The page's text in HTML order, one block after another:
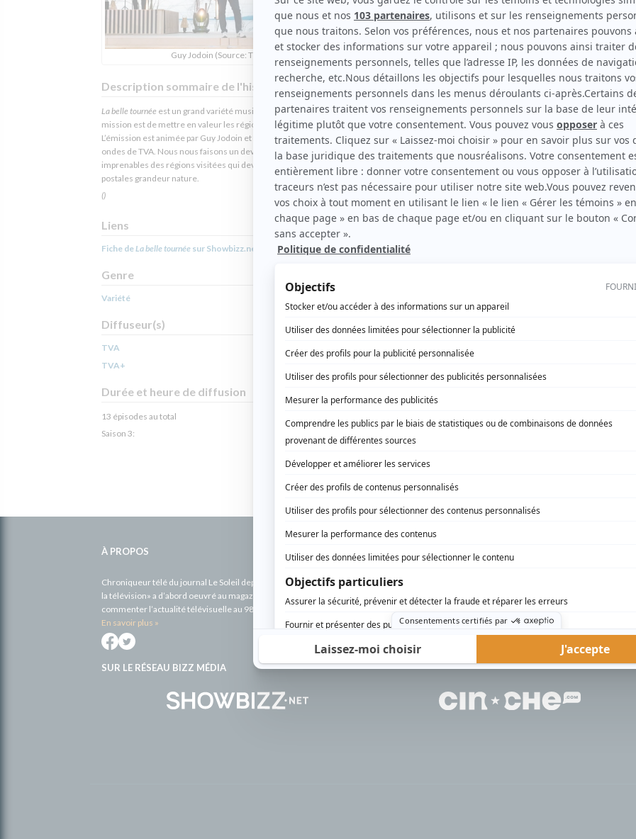
Guy Jodoin (Source: TVA)
Description sommaire de l'histoire
La belle tournée est un grand variété musical et culturel dont la
mission est de mettre en valeur les régions du Québec.
L’émission est animée par Guy Jodoin et diffusée sur les
ondes de TVA. Nous nous faisons un devoir d’offrir des vues
imprenables des régions visitées qui deviennent des cartes
postales grandeur nature.
()
Liens
Fiche deLa belle tournée sur Showbizz.net
Genre
Variété
Diffuseur(s)
TVA
TVA+
Durée et heure de diffusion
13 épisodes au total
Saison 3:
À PROPOS
Chroniqueur télé du journal Le Soleil depuis 2001, Richard Therrien carbure à son petit écran. Celui qu’on surnomme parfois «l’encyclopédie de
la télévision» a d’abord oeuvré au magazine TV Hebdo de 1996 à 2001. Sa spécialité: la télé québécoise. On peut l’entendre régulièrement
commenter l’actualité télévisuelle au 98,5.
En savoir plus »
SUR LE RÉSEAU BIZZ MÉDIA